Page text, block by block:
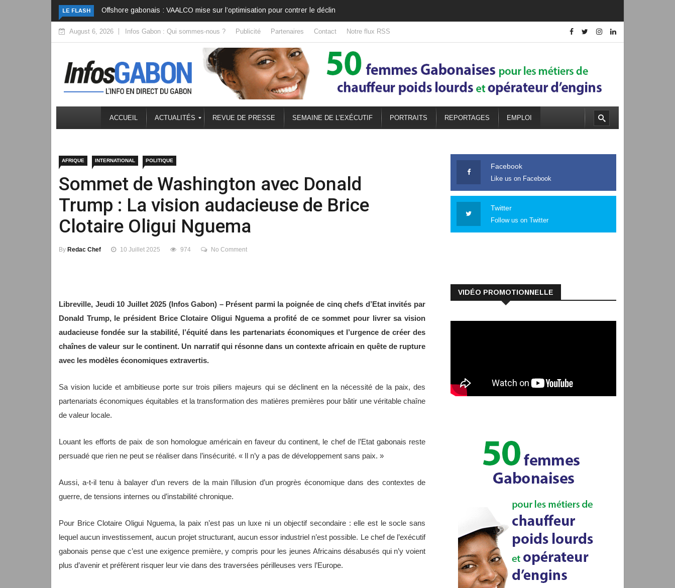
LE FLASH
pour contrer le déclinBénin : Talon n’a pas quitté le pouvoir, il l’a déplacé
August 6, 2026 Infos Gabon : Qui sommes-nous ? Publicité Partenaires Contact Notre flux RSS
ACCUEIL ACTUALITÉS REVUE DE PRESSE SEMAINE DE L’EXÉCUTIF PORTRAITS REPORTAGES EMPLOI
AFRIQUE INTERNATIONAL POLITIQUE
Sommet de Washington avec Donald
Trump : La vision audacieuse de Brice
Clotaire Oligui Nguema
By Redac Chef 10 Juillet 2025 974 No Comment
Libreville, Jeudi 10 Juillet 2025 (Infos Gabon) – Présent parmi la poignée de cinq chefs d’Etat invités par
Donald Trump, le président Brice Clotaire Oligui Nguema a profité de ce sommet pour livrer sa vision
audacieuse fondée sur la stabilité, l’équité dans les partenariats économiques et l’urgence de créer des
chaînes de valeur sur le continent. Un narratif qui résonne dans un contexte africain en quête de rupture
avec les modèles économiques extravertis.
Sa vision lucide et ambitieuse porte sur trois piliers majeurs qui se déclinent en la nécessité de la paix, des
partenariats économiques équitables et la transformation des matières premières pour bâtir une véritable chaîne
de valeur locale.
Louant les efforts de paix de son homologue américain en faveur du continent, le chef de l’Etat gabonais reste
persuadé que rien ne peut se réaliser dans l’insécurité. « Il n’y a pas de développement sans paix. »
Aussi, a-t-il tenu à balayer d’un revers de la main l’illusion d’un progrès économique dans des contextes de
guerre, de tensions internes ou d’instabilité chronique.
Pour Brice Clotaire Oligui Nguema, la paix n’est pas un luxe ni un objectif secondaire : elle est le socle sans
lequel aucun investissement, aucun projet structurant, aucun essor industriel n’est possible. Le chef de l’exécutif
gabonais pense que c’est une exigence première, y compris pour les jeunes Africains désabusés qui n’y voient
plus d’avenir et préfèrent risquer leur vie dans des traversées périlleuses vers l’Europe.
Facebook
Like us on Facebook
Twitter
Follow us on Twitter
VIDÉO PROMOTIONNELLE